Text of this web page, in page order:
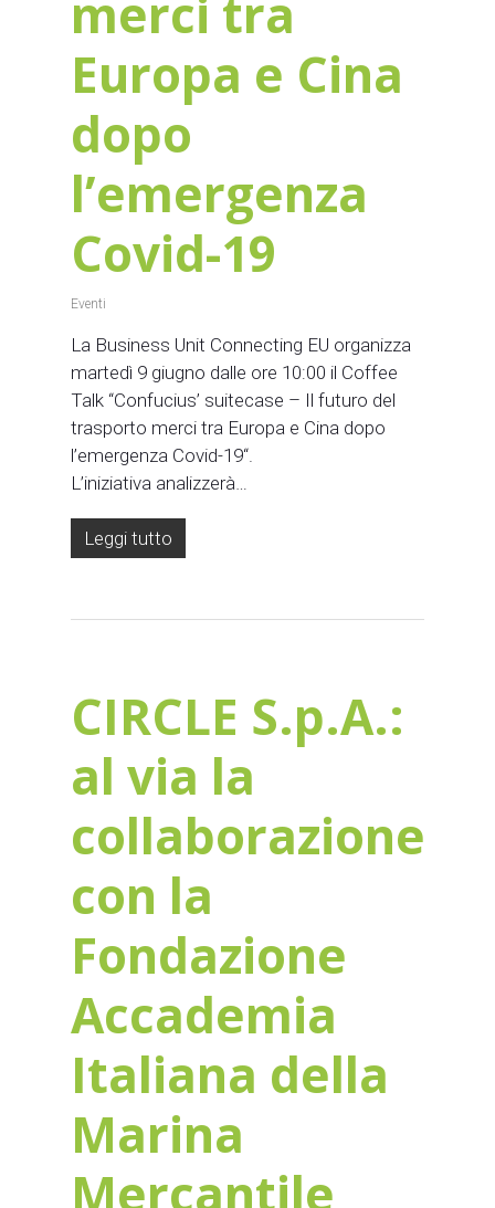
merci tra
Europa e Cina
dopo
l’emergenza
Covid-19
Eventi
La Business Unit Connecting EU organizza
martedì 9 giugno dalle ore 10:00 il Coffee
Talk “Confucius’ suitecase – Il futuro del
trasporto merci tra Europa e Cina dopo
l’emergenza Covid-19“.
L’iniziativa analizzerà…
Leggi tutto
CIRCLE S.p.A.:
al via la
collaborazione
con la
Fondazione
Accademia
Italiana della
Marina
Mercantile